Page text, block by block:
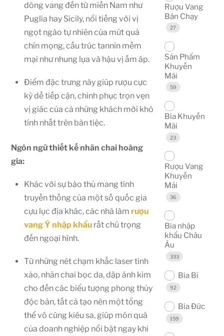
dòng vang đến từ miền Nam như
Puglia hay Sicily, nổi tiếng với vị
ngọt ngào tự nhiên của mứt quả
chín mọng, cấu trúc tannin mềm
mại như nhung lụa và hậu vị ấm áp.
Điểm đặc trưng này giúp rượu cực
kỳ dễ tiếp cận, chinh phục trọn vẹn
vị giác của cả những khách mời khó
tính nhất trên bàn tiệc.
Ngôn ngữ thiết kế nhãn chai hoàng
gia:
Khác với sự bảo thủ mang tính
truyền thống của một số quốc gia
cựu lục địa khác, các nhà làm rượu
vang Ý nhập khẩu rất chú trọng
đến ngoại hình.
Từ những nét chạm khắc laser tinh
xảo, nhãn chai bọc da, dập ánh kim
cho đến các biểu tượng phong thủy
độc bản, tất cả tạo nên một tổng
thể vô cùng kiêu sa, giúp món quà
của doanh nghiệp nổi bật ngay khi
Rượu Vang
Bán Chạy
27
Sản Phẩm
Khuyến
Mãi
59
Bia Khuyến
Mãi
23
Rượu Vang
Khuyến
Mãi
36
Bia nhập
khẩu Châu
Âu
333
Bia Bỉ
92
Bia Đức
159